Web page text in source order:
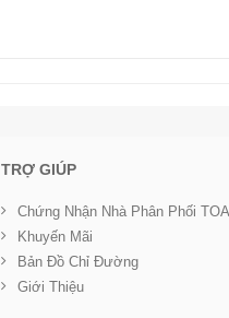
TRỢ GIÚP
Chứng Nhận Nhà Phân Phối TOA
Khuyến Mãi
Bản Đồ Chỉ Đường
Giới Thiệu